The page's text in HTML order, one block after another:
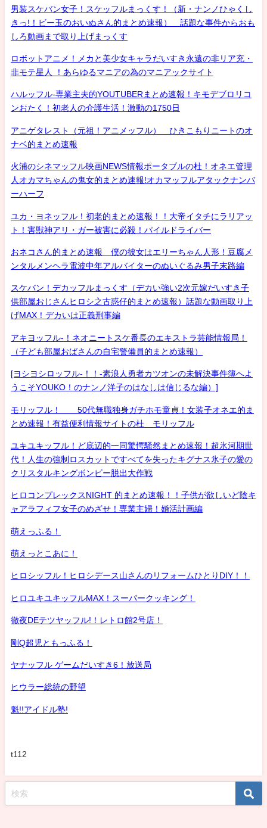
男装スケバン女子！スケッフルまっくす！（新・ナンノひゃくし
きっ!！ビー玉のおいぬさん的まとめ速報） 話題な事件からおも
しろ動画まで取り上げまっくす
ロボットアニメ！メカと美少女キャラだいすき永遠の非リア充・
非モテ星人 ！あらゆるマニアの為のマニアックサイト
ハルッフル-専業主夫的YOUTUBERまとめ速報！キモデブロリコ
ンおたく！初老人の介護生活！激動の1750日
アニゲタレスト（元祖！アニメッフル） ひきこもりニートのオ
ナベ的まとめ速報
火浦のシネマッフル映画NEWS情報ポータブルの杜！オネエ管理
人オカマちゃんの鬼女的まとめ速報!オカマッフルアタックナンバ
ーハーフ
ユカ・ヨネッフル！初老的まとめ速報！！大帝イタチにラリアッ
ト！害獣神アリ・ガー被害に必殺！パイルドライバー
おネコさん的まとめ速報 僕の彼女はエリーちゃん人形！豆腐メ
ンタルメンヘラ電波中年アルバイターのぬいぐるみ男子末路編
スケバン！デカッフルまっくす（デカい強い2次元嫁だいすき子
供部屋おじさんヒロシ之古惑仔的まとめ速報）話題な動画取り上
げMAX！デカいは正義刑事編
アキヨッフル-！ネオニートスケ番長のエキストラ芸能情報局！
（子ども部屋おばさんの自宅警備員的まとめ速報）
[ヨシヨシロッフル-！！-素浪人勇者カツオンの未解決事件簿へよ
うこそYOUKO！のナンノ洋子のはなしは信じるな編）]
モリッフル！ 50代無職独身ガチホモ童貞！女装子オネエ的ま
とめ速報！有益便利情報サイトの杜 モリッフル
ユキユキッフル！ど底辺的一同驚愕騒然まとめ速報！超氷河期世
代！人生の強制ロスカットですべてを失ったキグナス氷子の愛の
クリスタルキングボンビー脱出大作戦
ヒロコンプレックスNIGHT 的まとめ速報！！子供が欲しいど陰キ
ャアラフィフ女子のめざせ！専業主婦！婚活計画編
萌えっふる！
萌えっとこあに！
ヒロシッフル！ヒロシデース山さんのリフォームひとりDIY！！
ヒロユキユキッフルMAX！スーパークッキング！
徹夜DEテツヤッフル!！レトロ館2号店！
剛Q超児ともっふる！
ヤナッフル ゲームだいすき6！放送局
ヒウラー総統の野望
魁!!アイドル塾!
t112